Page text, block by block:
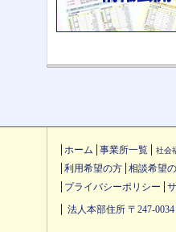
ホーム 事業所一覧 社会
利用希望の方 相談希望
プライバシーポリシー
法人本部住所 〒247-